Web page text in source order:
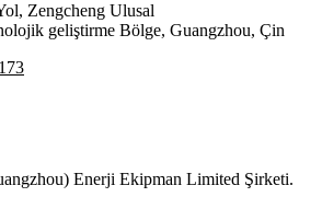
Zengcheng Ulusal
geliştirme Bölge, Guangzhou, Çin
Enerji Ekipman Limited Şirketi.